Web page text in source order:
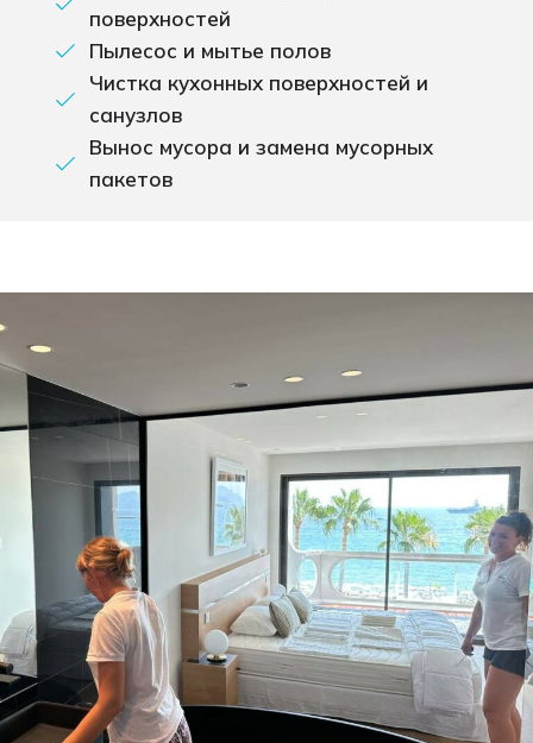
поверхностей
Пылесос и мытье полов
Чистка кухонных поверхностей и
санузлов
Вынос мусора и замена мусорных
пакетов